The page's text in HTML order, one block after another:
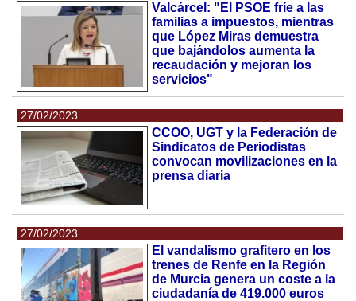
Valcárcel: "El PSOE fríe a las
familias a impuestos, mientras
que López Miras demuestra
que bajándolos aumenta la
recaudación y mejoran los
servicios"
27/02/2023
CCOO, UGT y la Federación de
Sindicatos de Periodistas
convocan movilizaciones en la
prensa diaria
27/02/2023
El vandalismo grafitero en los
trenes de Renfe en la Región
de Murcia genera un coste a la
ciudadanía de 419.000 euros